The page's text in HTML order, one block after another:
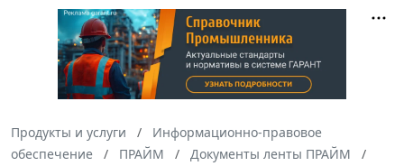
Продукты и услуги
Информационно-правовое
обеспечение
ПРАЙМ
Документы ленты ПРАЙМ